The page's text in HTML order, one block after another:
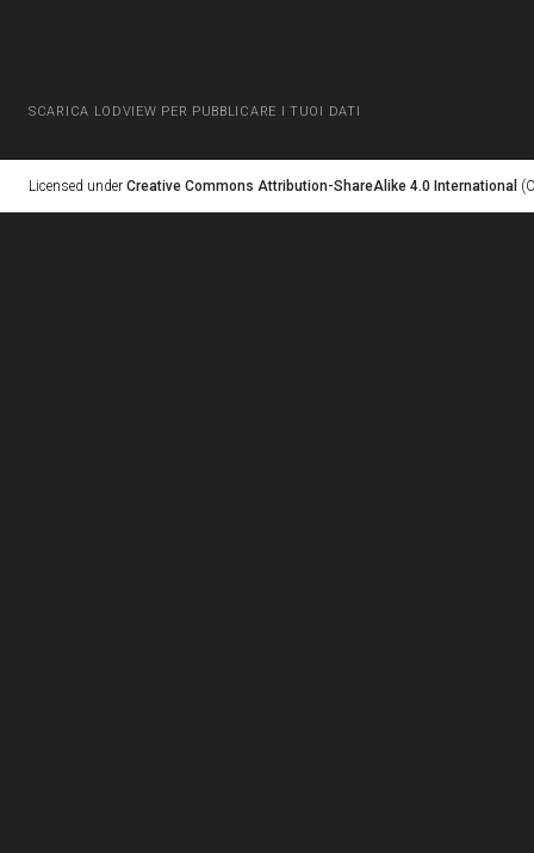
SCARICA LODVIEW PER PUBBLICARE I TUOI DATI
Licensed under Creative Commons Attribution-ShareAlike 4.0 International